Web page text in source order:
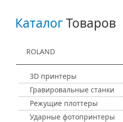
КаталогТоваров
ROLAND
3D принтеры
Гравировальные станки
Режущие плоттеры
Ударные фотопринтеры